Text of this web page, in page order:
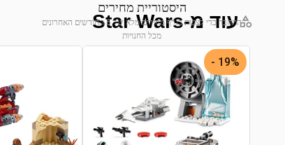
היסטוריית מחירים
התחבר כדי לצפות בגרף מחירים מלא של 6 החודשים האחרונים
מכל החנויות
עוד מ-Star Wars
19% -